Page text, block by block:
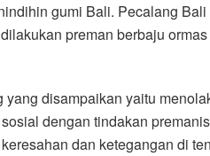
gumi Bali. Pecalang
preman berbaju
disampaikan yaitu
dengan tindakan
dan ketegangan di